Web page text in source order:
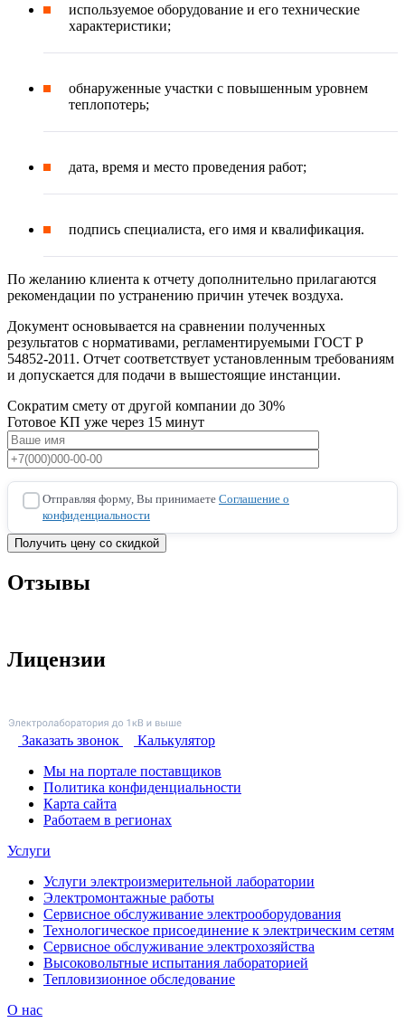
используемое оборудование и его технические
характеристики;
обнаруженные участки с повышенным уровнем
теплопотерь;
дата, время и место проведения работ;
подпись специалиста, его имя и квалификация.
По желанию клиента к отчету дополнительно прилагаются
рекомендации по устранению причин утечек воздуха.
Документ основывается на сравнении полученных
результатов с нормативами, регламентируемыми ГОСТ Р
54852-2011. Отчет соответствует установленным требованиям
и допускается для подачи в вышестоящие инстанции.
Сократим смету от другой компании до 30%
Готовое КП уже через 15 минут
Отправляя форму, Вы принимаете Соглашение о
конфиденциальности
Отзывы
Лицензии
Заказать звонок
Калькулятор
Мы на портале поставщиков
Политика конфиденциальности
Карта сайта
Работаем в регионах
Услуги
Услуги электроизмерительной лаборатории
Электромонтажные работы
Сервисное обслуживание электрооборудования
Технологическое присоединение к электрическим сетям
Сервисное обслуживание электрохозяйства
Высоковольтные испытания лабораторией
Тепловизионное обследование
О нас